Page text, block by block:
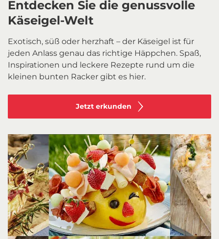
Entdecken Sie die genussvolle
Käseigel-Welt
Exotisch, süß oder herzhaft – der Käseigel ist für
jeden Anlass genau das richtige Häppchen. Spaß,
Inspirationen und leckere Rezepte rund um die
kleinen bunten Racker gibt es hier.
Jetzt erkunden